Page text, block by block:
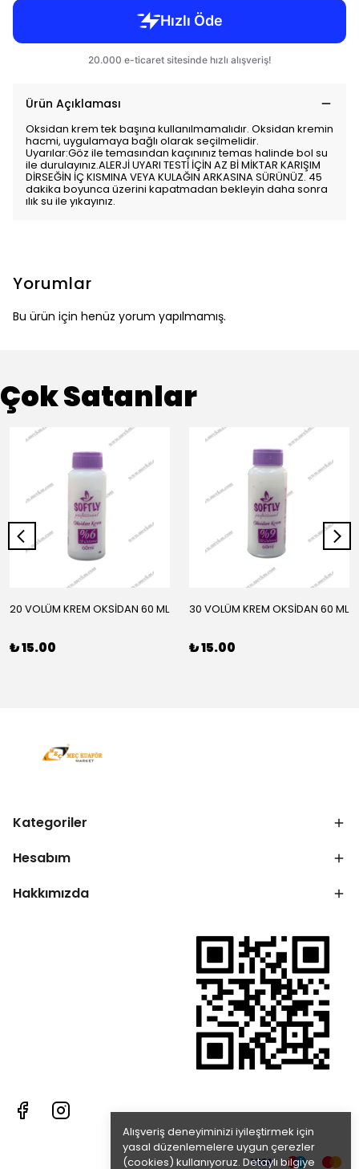
Alışveriş deneyiminizi iyileştirmek için
yasal düzenlemelere uygun çerezler
(cookies) kullanıyoruz. Detaylı bilgiye
Ürün Açıklaması
Oksidan krem tek başına kullanılmamalıdır. Oksidan kremin
hacmi, uygulamaya bağlı olarak seçilmelidir.
Uyarılar:Göz ile temasından kaçınınız temas halinde bol su
ile durulayınız.ALERJİ UYARI TESTİ İÇİN AZ Bİ MİKTAR KARIŞIM
DİRSEĞİN İÇ KISMINA VEYA KULAĞIN ARKASINA SÜRÜNÜZ. 45
dakika boyunca üzerini kapatmadan bekleyin daha sonra
ılık su ile yıkayınız.
Yorumlar
Bu ürün için henüz yorum yapılmamış.
Çok Satanlar
20 VOLÜM KREM OKSİDAN 60 ML
₺ 15.00
30 VOLÜM KREM OKSİDAN 60 ML
₺ 15.00
Kategoriler
Hesabım
Hakkımızda